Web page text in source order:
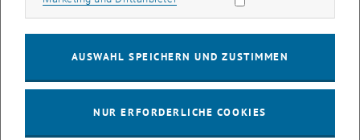
In dieser Studie wurde ein neues zellbasierendes Verfahren
entwickelt, um Vibrio cholerae, den Erreger der Cholera und anderer
Infektionskrankheiten und seinen nahen Verwandten Vibrio mimicus
Kombination von Fluoreszenz-In-Situ-Hybridisierung und
Festphasenzytometrie gelang erstmals der spezifische Nachweis
AUSWAHL SPEICHERN UND ZUSTIMMEN
NUR ERFORDERLICHE COOKIES